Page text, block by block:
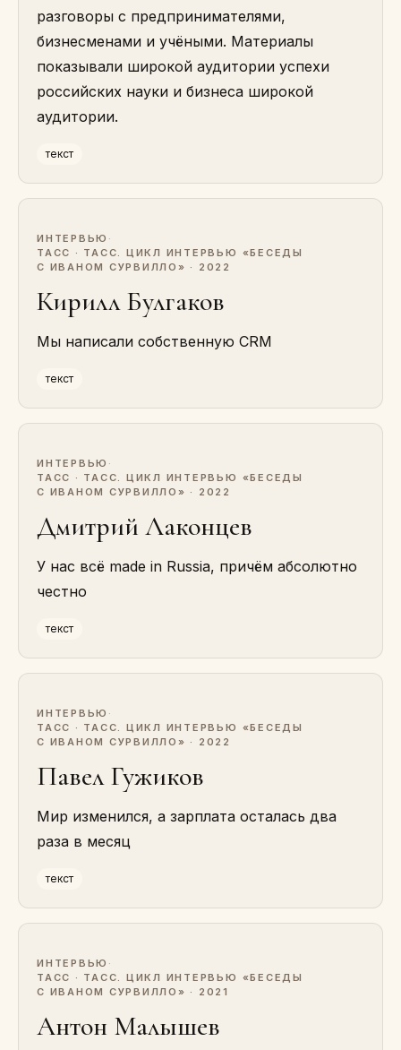
разговоры с предпринимателями,
бизнесменами и учёными. Материалы
показывали широкой аудитории успехи
российских науки и бизнеса широкой
аудитории.
текст
ИНТЕРВЬЮ ·
ТАСС · ТАСС. ЦИКЛ ИНТЕРВЬЮ «БЕСЕДЫ
С ИВАНОМ СУРВИЛЛО» · 2022
Кирилл Булгаков
Мы написали собственную CRM
текст
ИНТЕРВЬЮ ·
ТАСС · ТАСС. ЦИКЛ ИНТЕРВЬЮ «БЕСЕДЫ
С ИВАНОМ СУРВИЛЛО» · 2022
Дмитрий Лаконцев
У нас всё made in Russia, причём абсолютно
честно
текст
ИНТЕРВЬЮ ·
ТАСС · ТАСС. ЦИКЛ ИНТЕРВЬЮ «БЕСЕДЫ
С ИВАНОМ СУРВИЛЛО» · 2022
Павел Гужиков
Мир изменился, а зарплата осталась два
раза в месяц
текст
ИНТЕРВЬЮ ·
ТАСС · ТАСС. ЦИКЛ ИНТЕРВЬЮ «БЕСЕДЫ
С ИВАНОМ СУРВИЛЛО» · 2021
Антон Малышев